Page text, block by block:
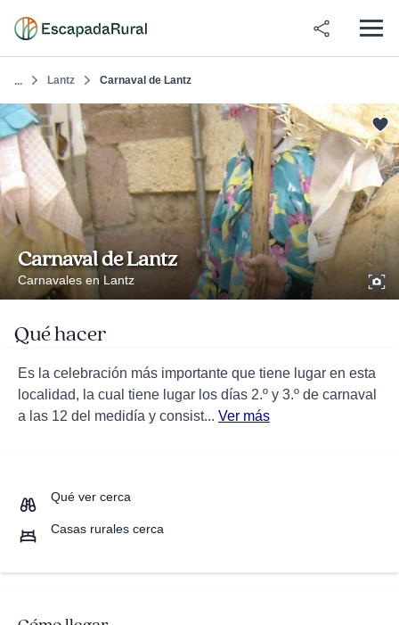
... Lantz Carnaval de Lantz
Carnaval de Lantz
Carnavales en Lantz
Qué hacer
Es la celebración más importante que tiene lugar en esta
localidad, la cual tiene lugar los días 2.º y 3.º de carnaval
a las 12 del medidía y consist... Ver más
Qué ver cerca
Casas rurales cerca